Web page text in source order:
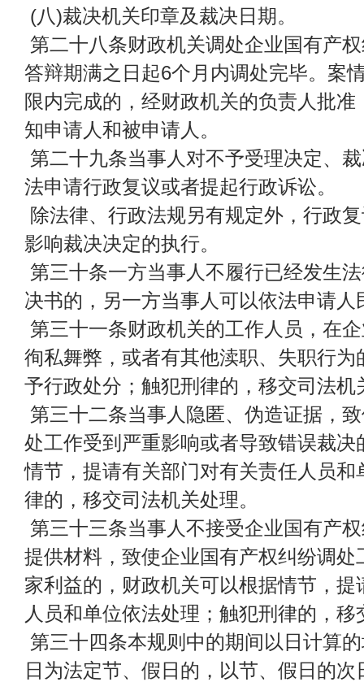
(八)裁决机关印章及裁决日期。
第二十八条财政机关调处企业国有产
答辩期满之日起6个月内调处完毕。案
限内完成的，经财政机关的负责人批
知申请人和被申请人。
第二十九条当事人对不予受理决定、
法申请行政复议或者提起行政诉讼。
除法律、行政法规另有规定外，行政
影响裁决决定的执行。
第三十条一方当事人不履行已经发生
决书的，另一方当事人可以依法申请人
第三十一条财政机关的工作人员，在
徇私舞弊，或者有其他渎职、失职行
予行政处分；触犯刑律的，移交司法机
第三十二条当事人隐匿、伪造证据，
处工作受到严重影响或者导致错误裁
情节，提请有关部门对有关责任人员
律的，移交司法机关处理。
第三十三条当事人不接受企业国有产
提供材料，致使企业国有产权纠纷调
家利益的，财政机关可以根据情节，
人员和单位依法处理；触犯刑律的，
第三十四条本规则中的期间以日计算
日为法定节、假日的，以节、假日的